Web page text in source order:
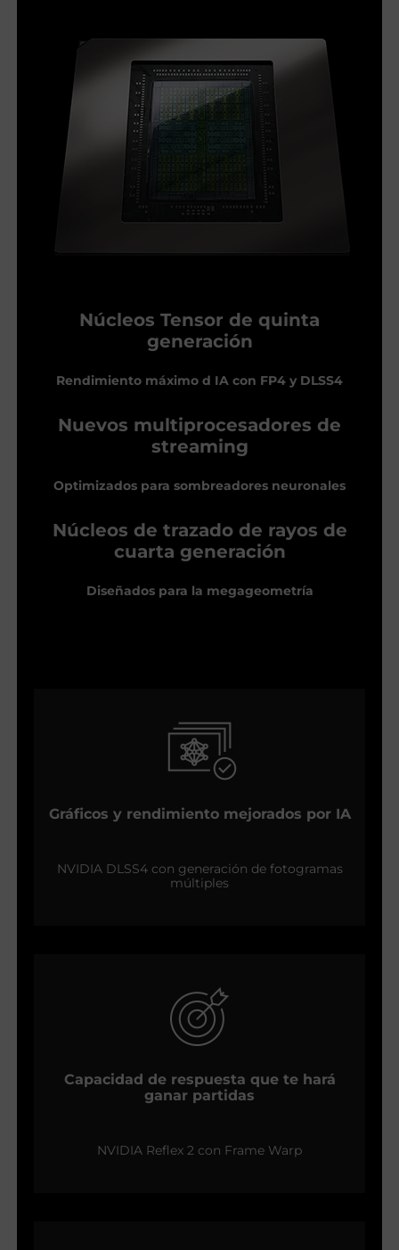
Núcleos Tensor de quinta
generación
Rendimiento máximo d IA con FP4 y DLSS4
Nuevos multiprocesadores de
streaming
Optimizados para sombreadores neuronales
Núcleos de trazado de rayos de
cuarta generación
Diseñados para la megageometría
Gráficos y rendimiento mejorados por IA
NVIDIA DLSS4 con generación de fotogramas
múltiples
Capacidad de respuesta que te hará
ganar partidas
NVIDIA Reflex 2 con Frame Warp